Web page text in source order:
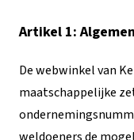
Artikel 1:
De webwinkel van
maatschappelijke